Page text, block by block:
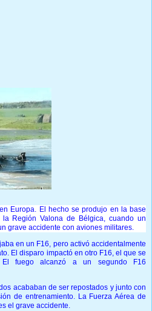
Europa. El hecho se produjo en la base
Región Valona de Bélgica, cuando un
grave accidente con aviones militares.
en un F16, pero activó accidentalmente
El disparo impactó en otro F16, el que se
El fuego alcanzó a un segundo F16
acababan de ser repostados y junto con
de entrenamiento. La Fuerza Aérea de
el grave accidente.